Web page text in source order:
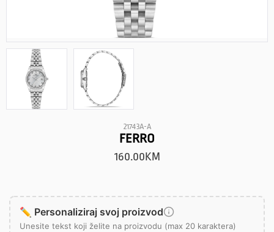
21743A-A
FERRO
160.00KM
✏️ Personaliziraj svoj proizvod
Unesite tekst koji želite na proizvodu (max 20 karaktera)